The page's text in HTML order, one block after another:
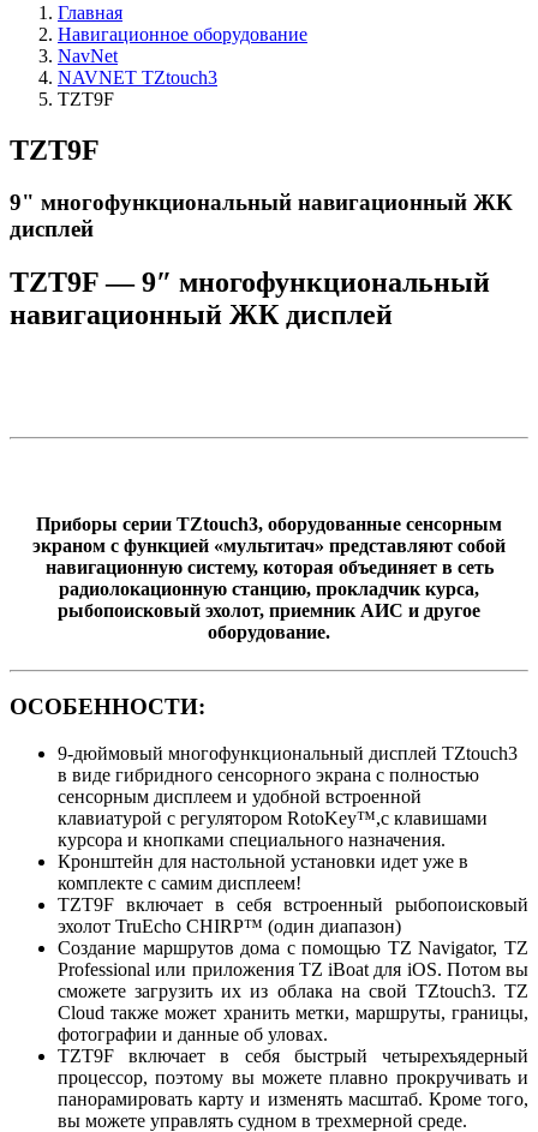
Главная
Навигационное оборудование
NavNet
NAVNET TZtouch3
TZT9F
TZT9F
9" многофункциональный навигационный ЖК
дисплей
TZT9F — 9″ многофункциональный
навигационный ЖК дисплей
Приборы серии TZtouch3, оборудованные сенсорным
экраном с функцией «мультитач» представляют собой
навигационную систему, которая объединяет в сеть
радиолокационную станцию, прокладчик курса,
рыбопоисковый эхолот, приемник АИС и другое
оборудование.
ОСОБЕННОСТИ:
9-дюймовый многофункциональный дисплей TZtouch3
в виде гибридного сенсорного экрана с полностью
сенсорным дисплеем и удобной встроенной
клавиатурой с регулятором RotoKey™,с клавишами
курсора и кнопками специального назначения.
Кронштейн для настольной установки идет уже в
комплекте с самим дисплеем!
TZT9F включает в себя встроенный рыбопоисковый
эхолот TruEcho CHIRP™ (один диапазон)
Создание маршрутов дома с помощью TZ Navigator, TZ
Professional или приложения TZ iBoat для iOS. Потом вы
сможете загрузить их из облака на свой TZtouch3. TZ
Cloud также может хранить метки, маршруты, границы,
фотографии и данные об уловах.
TZT9F включает в себя быстрый четырехъядерный
процессор, поэтому вы можете плавно прокручивать и
панорамировать карту и изменять масштаб. Кроме того,
вы можете управлять судном в трехмерной среде.